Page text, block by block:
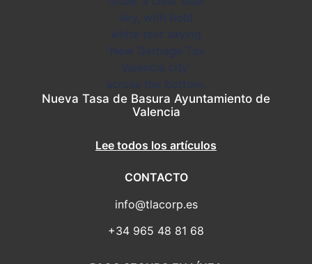
Nueva Tasa de Basura Ayuntamiento de
Valencia
Lee todos los artículos
CONTACTO
info@tlacorp.es
+34 965 48 81 68